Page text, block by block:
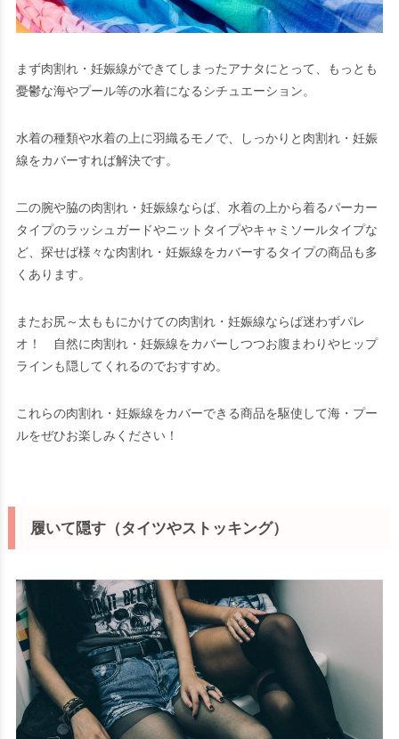
まず肉割れ・妊娠線ができてしまったアナタにとって、もっとも
憂鬱な海やプール等の水着になるシチュエーション。
水着の種類や水着の上に羽織るモノで、しっかりと肉割れ・妊娠
線をカバーすれば解決です。
二の腕や脇の肉割れ・妊娠線ならば、水着の上から着るパーカー
タイプのラッシュガードやニットタイプやキャミソールタイプな
ど、探せば様々な肉割れ・妊娠線をカバーするタイプの商品も多
くあります。
またお尻～太ももにかけての肉割れ・妊娠線ならば迷わずパレ
オ！ 自然に肉割れ・妊娠線をカバーしつつお腹まわりやヒップ
ラインも隠してくれるのでおすすめ。
これらの肉割れ・妊娠線をカバーできる商品を駆使して海・プー
ルをぜひお楽しみください！
履いて隠す（タイツやストッキング）